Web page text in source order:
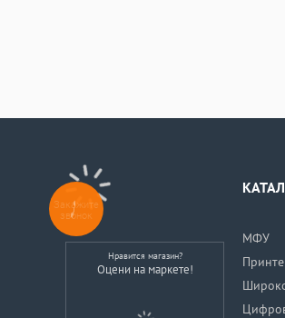
Нравится магазин?
Оцени на маркете!
МФУ
Закажите
звонок